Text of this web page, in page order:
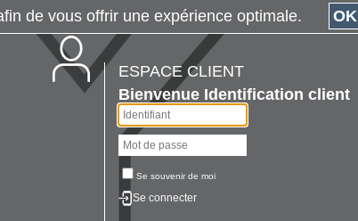
ESPACE CLIENT
Bienvenue Identification client
Se souvenir de moi
Se connecter
de vous offrir une expérience optimale. OK